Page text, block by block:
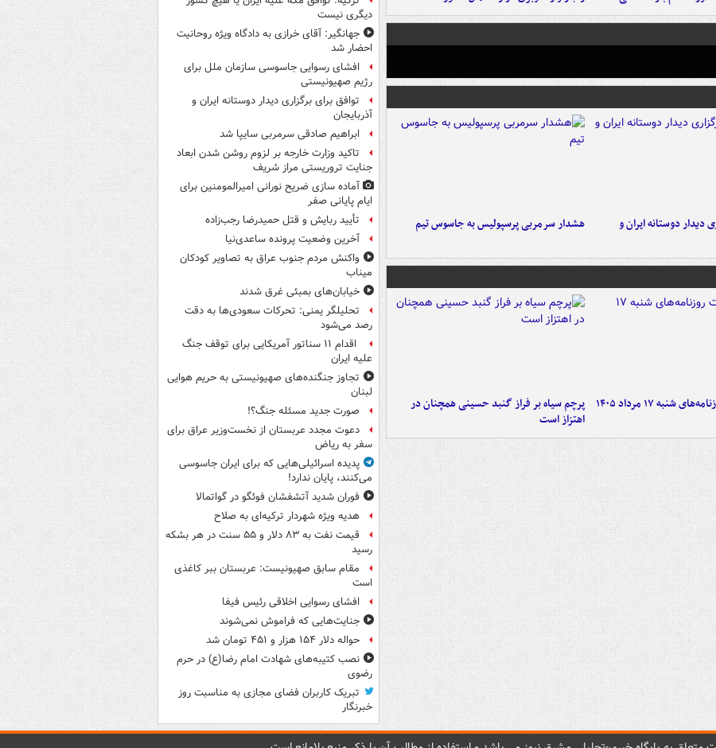
دیدار دوستانه ایران و
هشدار سرمربی پرسپولیس به جاسوس تیم
۱۷ مرداد ۱۴۰۵
پرچم سیاه بر فراز گنبد حسینی همچنان در
اهتزاز است
دیگری نیست
جهانگیر: آقای خرازی به دادگاه ویژه روحانیت
احضار شد
افشای رسوایی جاسوسی سازمان ملل برای
رژیم صهیونیستی
توافق برای برگزاری دیدار دوستانه ایران و
آذربایجان
ابراهیم صادقی سرمربی سایپا شد
تاکید وزارت خارجه بر لزوم روشن شدن ابعاد
جنایت تروریستی مراز شریف
آماده سازی ضریح نورانی امیرالمومنین برای
ایام پایانی صفر
تأیید ربایش و قتل حمیدرضا رجب‌زاده
آخرین وضعیت پرونده ساعدی‌نیا
واکنش مردم جنوب عراق به تصاویر کودکان
میناب
خیابان‌های بمبئی غرق شدند
تحلیلگر یمنی: تحرکات سعودی‌ها به دقت
رصد می‌شود
اقدام ۱۱ سناتور آمریکایی برای توقف جنگ
علیه ایران
تجاوز جنگنده‌های صهیونیستی به حریم هوایی
لبنان
صورت جدید مسئله جنگ؟!
دعوت مجدد عربستان از نخست‌وزیر عراق برای
سفر به ریاض
پدیده اسرائیلی‌هایی که برای ایران جاسوسی
می‌کنند، پایان ندارد!
فوران شدید آتشفشان فوئگو در گواتمالا
هدیه ویژه شهردار ترکیه‌ای به صلاح
قیمت نفت به ۸۳ دلار و ۵۵ سنت در هر بشکه
رسید
مقام سابق صهیونیست: عربستان ببر کاغذی
است
افشای رسوایی اخلاقی رئیس فیفا
جنایت‌هایی که فراموش نمی‌شوند
حواله دلار ۱۵۴ هزار و ۴۵۱ تومان شد
نصب کتیبه‌های شهادت امام رضا(ع) در حرم
رضوی
تبریک کاربران فضای مجازی به مناسبت روز
خبرنگار